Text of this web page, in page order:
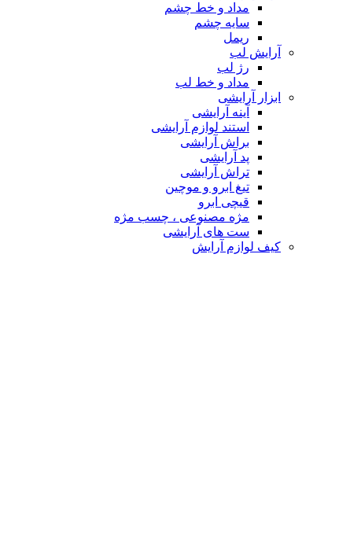
مداد و خط چشم
سایه چشم
ریمل
آرایش لب
رژ لب
مداد و خط لب
ابزار آرایشی
آینه آرایشی
استند لوازم آرایشی
براش آرایشی
پد آرایشی
تراش آرایشی
تیغ ابرو و موچین
قیچی ابرو
مژه مصنوعی ، چسب مژه
ست های آرایشی
کیف لوازم آرایش